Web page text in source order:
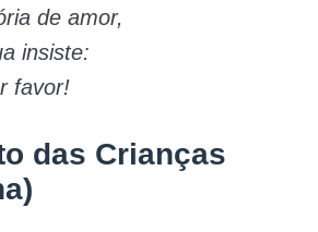
de amor,
insiste:
favor!
das Crianças